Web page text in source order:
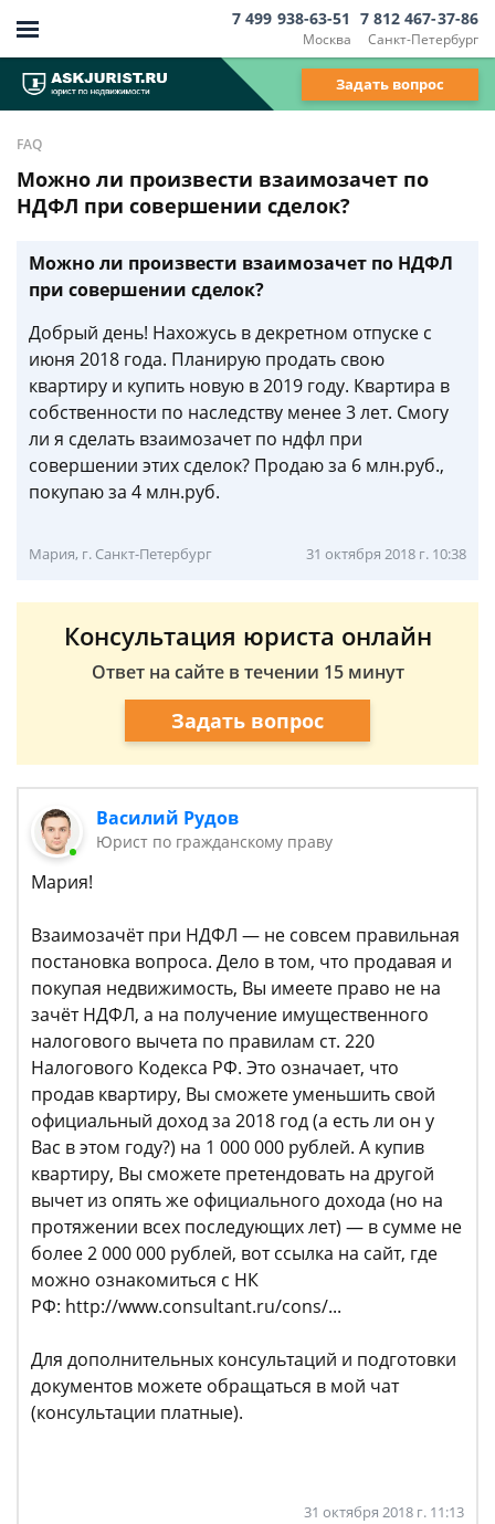
Москва
7 499 938-63-51
Санкт-Петербург
7 812 467-37-86
Задать вопрос
FAQ
Можно ли произвести взаимозачет по
НДФЛ при совершении сделок?
Можно ли произвести взаимозачет по НДФЛ
при совершении сделок?
Добрый день! Нахожусь в декретном отпуске с
июня 2018 года. Планирую продать свою
квартиру и купить новую в 2019 году. Квартира в
собственности по наследству менее 3 лет. Смогу
ли я сделать взаимозачет по ндфл при
совершении этих сделок? Продаю за 6 млн.руб.,
покупаю за 4 млн.руб.
Мария, г. Санкт-Петербург 31 октября 2018 г. 10:38
Консультация юриста онлайн
Ответ на сайте в течении 15 минут
Задать вопрос
Василий Рудов
Юрист по гражданскому праву
Мария!
Взаимозачёт при НДФЛ — не совсем правильная
постановка вопроса. Дело в том, что продавая и
покупая недвижимость, Вы имеете право не на
зачёт НДФЛ, а на получение имущественного
налогового вычета по правилам ст. 220
Налогового Кодекса РФ. Это означает, что
продав квартиру, Вы сможете уменьшить свой
официальный доход за 2018 год (а есть ли он у
Вас в этом году?) на 1 000 000 рублей. А купив
квартиру, Вы сможете претендовать на другой
вычет из опять же официального дохода (но на
протяжении всех последующих лет) — в сумме не
более 2 000 000 рублей, вот ссылка на сайт, где
можно ознакомиться с НК
РФ: http://www.consultant.ru/cons/...
Для дополнительных консультаций и подготовки
документов можете обращаться в мой чат
(консультации платные).
31 октября 2018 г. 11:13